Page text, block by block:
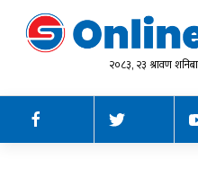
२०८३, २३ श्रावण